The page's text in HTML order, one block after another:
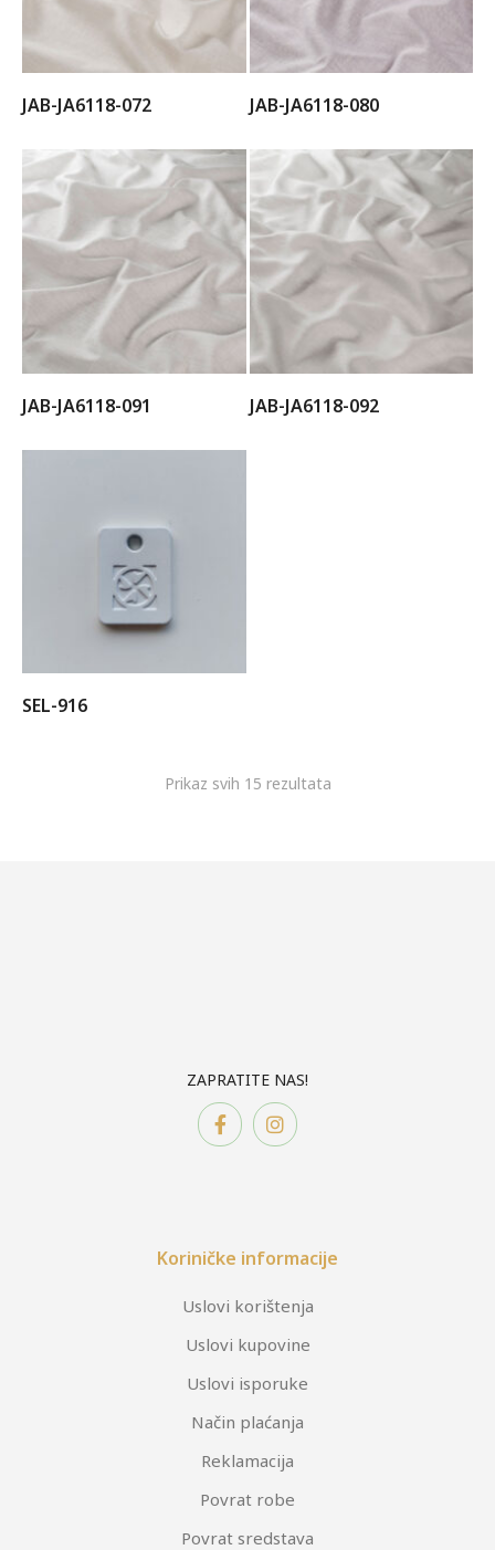
JAB-JA6118-072 JAB-JA6118-080
JAB-JA6118-091 JAB-JA6118-092
SEL-916
Prikaz svih 15 rezultata
ZAPRATITE NAS!
Koriničke informacije
Uslovi korištenja
Uslovi kupovine
Uslovi isporuke
Način plaćanja
Reklamacija
Povrat robe
Povrat sredstava